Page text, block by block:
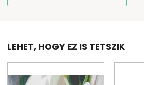
LEHET, HOGY EZ IS TETSZIK